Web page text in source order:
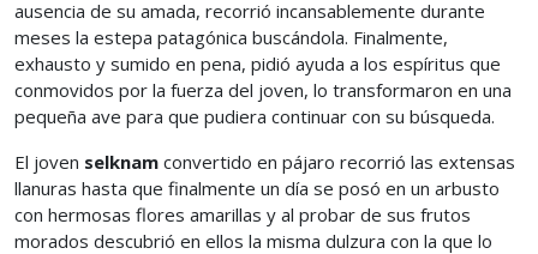
ausencia de su amada, recorrió incansablemente durante
meses la estepa patagónica buscándola. Finalmente,
exhausto y sumido en pena, pidió ayuda a los espíritus que
conmovidos por la fuerza del joven, lo transformaron en una
pequeña ave para que pudiera continuar con su búsqueda.
El joven selknam convertido en pájaro recorrió las extensas
llanuras hasta que finalmente un día se posó en un arbusto
con hermosas flores amarillas y al probar de sus frutos
morados descubrió en ellos la misma dulzura con la que lo